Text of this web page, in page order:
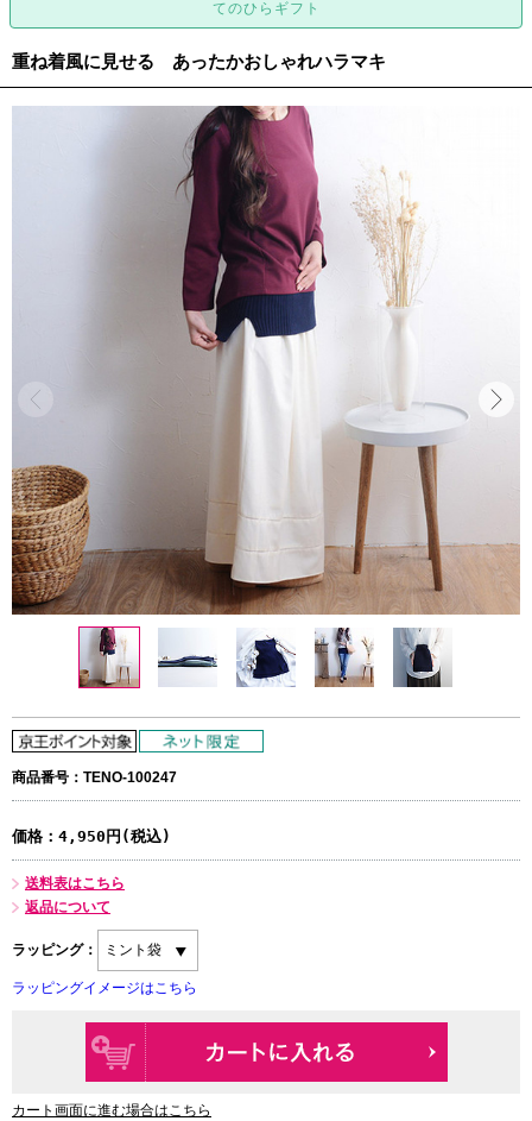
重ね着風に見せる あったかおしゃれハラマキ
商品番号：TENO-100247
価格： 4,950円(税込)
送料表はこちら
返品について
ラッピング：
ラッピングイメージはこちら
カート画面に進む場合はこちら